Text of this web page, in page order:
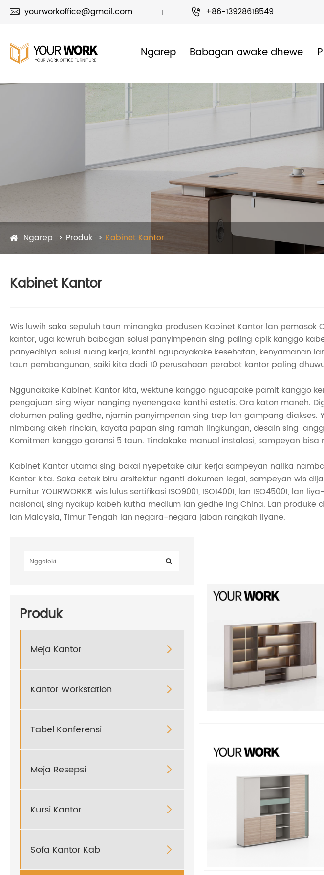
 yourworkoffice@gmail.com  +86-13928618549
Ngarep Babagan awake dhewe
Ngarep Produk Kabinet Kantor
Kabinet Kantor
Wis luwih saka sepuluh taun minangka produsen Kabinet Kantor lan pemasok
kantor, uga kawruh babagan solusi panyimpenan sing paling apik kanggo
panyedhiya solusi ruang kerja, kanthi ngupayakake kesehatan, kenyamanan
taun pembangunan, saiki kita dadi 10 perusahaan perabot kantor paling
Nggunakake Kabinet Kantor kita, wektune kanggo ngucapake pamit kanggo
pengajuan sing wiyar nanging nyenengake kanthi estetis. Ora katon maneh.
dokumen paling gedhe, njamin panyimpenan sing trep lan gampang diakses.
nimbang akeh rincian, kayata papan sing ramah lingkungan, desain sing
Komitmen kanggo garansi 5 taun. Tindakake manual instalasi, sampeyan
Kabinet Kantor utama sing bakal nyepetake alur kerja sampeyan nalika
Kantor kita. Saka cetak biru arsitektur nganti dokumen legal, sampeyan wis
Furnitur YOURWORK® wis lulus sertifikasi ISO9001, ISO14001, lan ISO45001,
nasional, sing nyakup kabeh kutha medium lan gedhe ing China. Lan produke
lan Malaysia, Timur Tengah lan negara-negara jaban rangkah liyane.
Produk
Meja Kantor 
Kantor Workstation 
Tabel Konferensi 
Meja Resepsi 
Kursi Kantor 
Sofa Kantor Kab 